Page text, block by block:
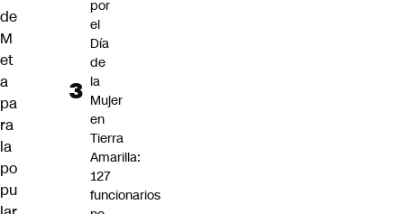
de
M
et
a
pa
ra
la
po
pu
por
el
Día
de
la
Mujer
en
Tierra
Amarilla:
127
funcionarios